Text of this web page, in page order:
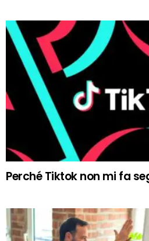
Perché Tiktok non mi fa